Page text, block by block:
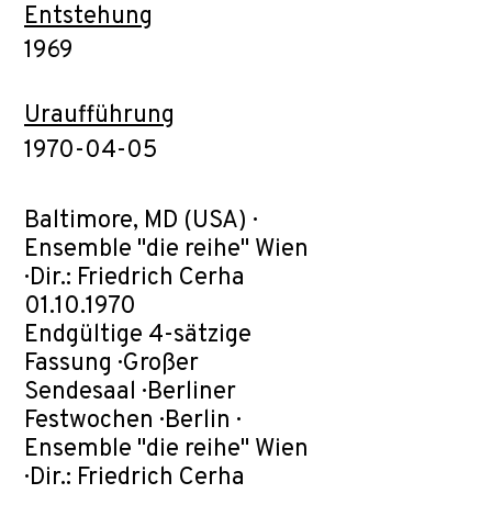
Entstehung
1969
Uraufführung
1970-04-05
Baltimore, MD (USA) ·
Ensemble "die reihe" Wien
· Dir.: Friedrich Cerha
01.10.1970
Endgültige 4-sätzige
Fassung · Großer
Sendesaal · Berliner
Festwochen · Berlin ·
Ensemble "die reihe" Wien
· Dir.: Friedrich Cerha